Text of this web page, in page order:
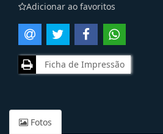
Adicionar ao favoritos
Ficha de Impressão
Fotos